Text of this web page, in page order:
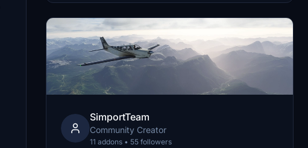
SimportTeam
Community Creator
11 addons • 55 followers